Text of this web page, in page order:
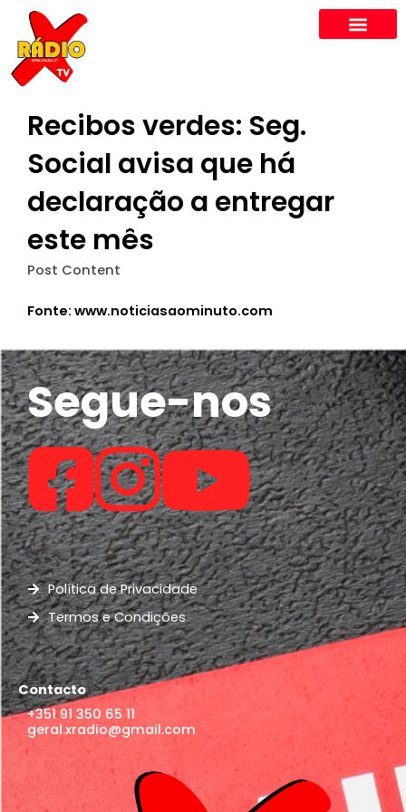
content
Recibos verdes: Seg.
Social avisa que há
declaração a entregar
este mês
Post Content
Fonte: www.noticiasaominuto.com
Segue-nos
Política de Privacidade
Termos e Condições
Contacto
+351 91 350 65 11
geral.xradio@gmail.com